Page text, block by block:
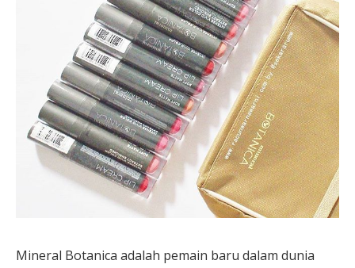
Mineral Botanica adalah pemain baru dalam dunia